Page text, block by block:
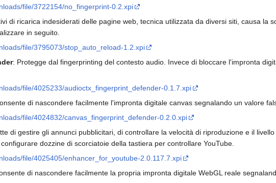
file/3722154/no_fingerprint-0.2.xpi
di ricarica indesiderati delle pagine web, tecnica utilizzata da diversi siti, causa la
in seguito.
file/3795073/stop_auto_reload-1.2.xpi
: Protegge dal fingerprinting del contesto audio. Invece di bloccare l'impronta
file/4025233/audioctx_fingerprint_defender-0.1.7.xpi
di nascondere facilmente l'impronta digitale canvas segnalando un valore
file/4024832/canvas_fingerprint_defender-0.2.0.xpi
di gestire gli annunci pubblicitari, di controllare la velocità di riproduzione e il
dozzine di scorciatoie della tastiera per controllare YouTube.
file/4025405/enhancer_for_youtube-2.0.117.7.xpi
di nascondere facilmente la propria impronta digitale WebGL reale